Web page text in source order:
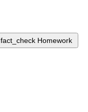
fact_check Homework